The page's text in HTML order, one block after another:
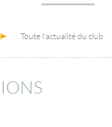
Toute l'actualité du club